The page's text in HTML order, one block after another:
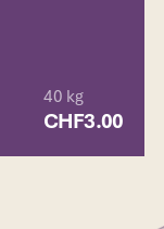
40 kg
CHF3.00